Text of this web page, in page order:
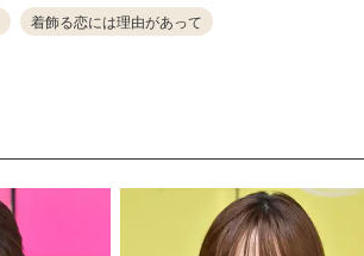
着飾る恋には理由があって